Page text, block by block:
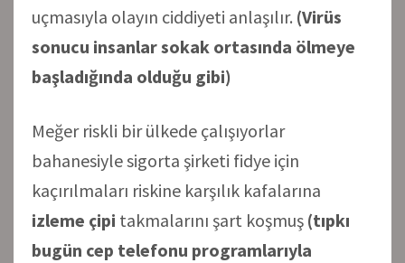
uçmasıyla olayın ciddiyeti anlaşılır. (Virüs
sonucu insanlar sokak ortasında ölmeye
başladığında olduğu gibi)
Meğer riskli bir ülkede çalışıyorlar
bahanesiyle sigorta şirketi fidye için
kaçırılmaları riskine karşılık kafalarına
izleme çipi takmalarını şart koşmuş (tıpkı
bugün cep telefonu programlarıyla